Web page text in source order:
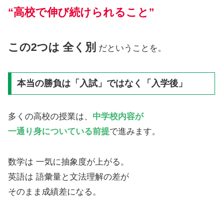
“高校で伸び続けられること”
この2つは 全く別 だということを。
本当の勝負は「入試」ではなく「入学後」
多くの高校の授業は、 中学校内容が
一通り身についている前提で進みます。
数学は 一気に抽象度が上がる。
英語は 語彙量と文法理解の差が
そのまま成績差になる。